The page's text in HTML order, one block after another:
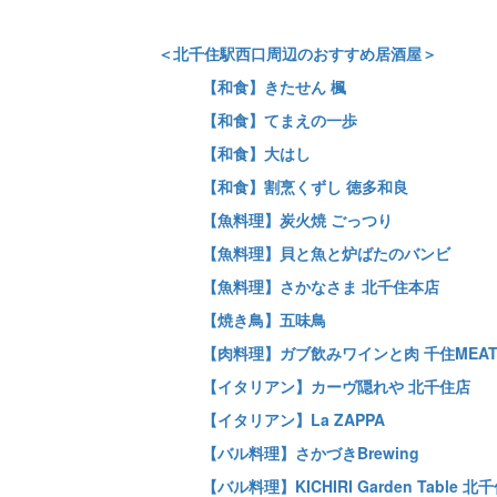
＜北千住駅西口周辺のおすすめ居酒屋＞
【和食】きたせん 楓
【和食】てまえの一歩
【和食】大はし
【和食】割烹くずし 徳多和良
【魚料理】炭火焼 ごっつり
【魚料理】貝と魚と炉ばたのバンビ
【魚料理】さかなさま 北千住本店
【焼き鳥】五味鳥
【肉料理】ガブ飲みワインと肉 千住MEAT
【イタリアン】カーヴ隠れや 北千住店
【イタリアン】La ZAPPA
【バル料理】さかづきBrewing
【バル料理】KICHIRI Garden Table 北